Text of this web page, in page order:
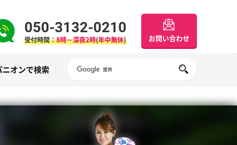
050-3132-0210
受付時間：8時～深夜2時(年中無休) お問い合わせ
ニオンで検索